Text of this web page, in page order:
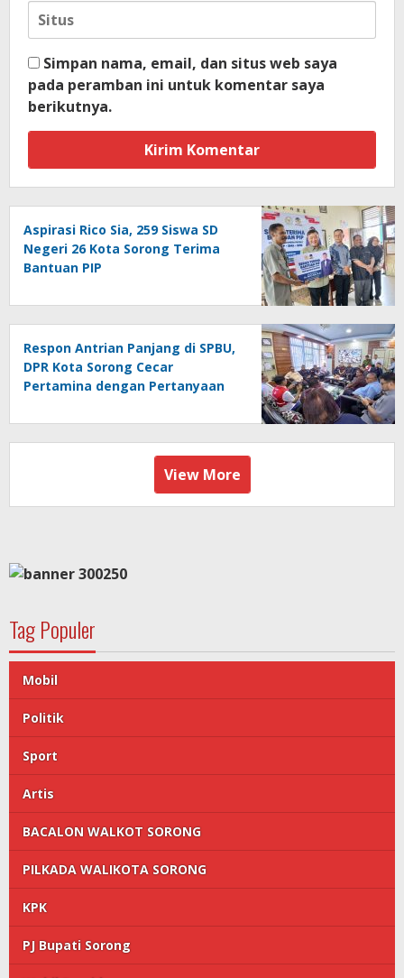
Simpan nama, email, dan situs web saya
pada peramban ini untuk komentar saya
berikutnya.
Aspirasi Rico Sia, 259 Siswa SD
Negeri 26 Kota Sorong Terima
Bantuan PIP
Respon Antrian Panjang di SPBU,
DPR Kota Sorong Cecar
Pertamina dengan Pertanyaan
View More
Tag Populer
Mobil
Politik
Sport
Artis
BACALON WALKOT SORONG
PILKADA WALIKOTA SORONG
KPK
PJ Bupati Sorong